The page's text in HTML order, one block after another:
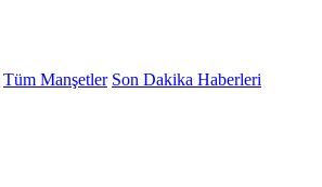
Tüm Manşetler Son Dakika Haberleri